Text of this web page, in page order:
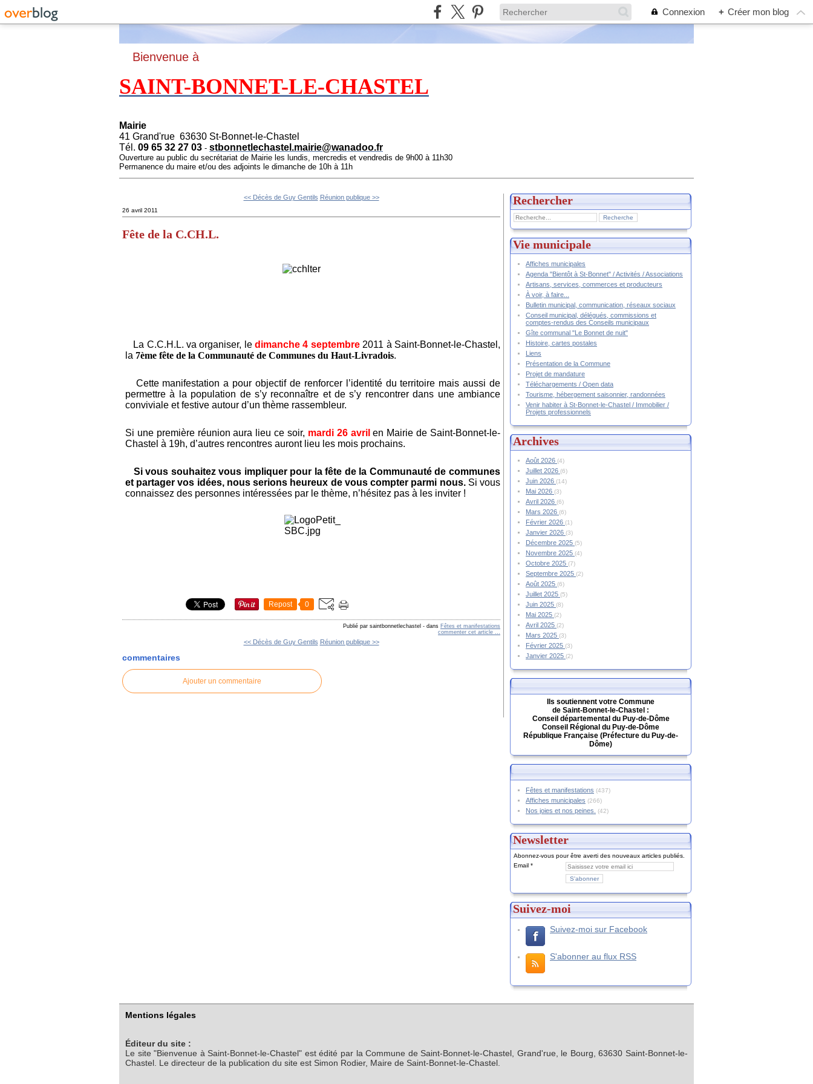
Connexion + Créer mon blog
Bienvenue à
SAINT-BONNET-LE-CHASTEL
Mairie
41 Grand'rue 63630 St-Bonnet-le-Chastel
Tél. 09 65 32 27 03 - stbonnetlechastel.mairie@wanadoo.fr
Ouverture au public du secrétariat de Mairie les lundis, mercredis et vendredis de 9h00 à 11h30
Permanence du maire et/ou des adjoints le dimanche de 10h à 11h
<< Décès de Guy Gentils Réunion publique >>
26 avril 2011
Fête de la C.CH.L.
La C.C.H.L. va organiser, ledimanche 4 septembre2011 à Saint-Bonnet-le-Chastel,
la 7ème fête de la Communauté de Communes du Haut-Livradois.
Cette manifestation a pour objectif de renforcer l’identité du territoire mais aussi de
permettre à la population de s’y reconnaître et de s’y rencontrer dans une ambiance
conviviale et festive autour d’un thème rassembleur.
Si une première réunion aura lieu ce soir, mardi 26 avril en Mairie de Saint-Bonnet-le-
Chastel à 19h, d’autres rencontres auront lieu les mois prochains.
Si vous souhaitez vous impliquer pour la fête de la Communauté de communes
et partager vos idées, nous serions heureux de vous compter parmi nous.Si vous
connaissez des personnes intéressées par le thème, n’hésitez pas à les inviter !
Repost 0
Publié par saintbonnetlechastel - dans Fêtes et manifestations
commenter cet article …
<< Décès de Guy Gentils Réunion publique >>
commentaires
Ajouter un commentaire
Rechercher
Vie municipale
Affiches municipales
Agenda "Bientôt à St-Bonnet" / Activités / Associations
Artisans, services, commerces et producteurs
À voir, à faire...
Bulletin municipal, communication, réseaux sociaux
Conseil municipal, délégués, commissions et
comptes-rendus des Conseils municipaux
Gîte communal "Le Bonnet de nuit"
Histoire, cartes postales
Liens
Présentation de la Commune
Projet de mandature
Téléchargements / Open data
Tourisme, hébergement saisonnier, randonnées
Venir habiter à St-Bonnet-le-Chastel / Immobilier /
Projets professionnels
Archives
Août 2026 (4)
Juillet 2026 (6)
Juin 2026 (14)
Mai 2026 (3)
Avril 2026 (6)
Mars 2026 (6)
Février 2026 (1)
Janvier 2026 (3)
Décembre 2025 (5)
Novembre 2025 (4)
Octobre 2025 (7)
Septembre 2025 (2)
Août 2025 (6)
Juillet 2025 (5)
Juin 2025 (8)
Mai 2025 (2)
Avril 2025 (2)
Mars 2025 (3)
Février 2025 (3)
Janvier 2025 (2)
Ils soutiennent votre Commune
de Saint-Bonnet-le-Chastel :
Conseil départemental du Puy-de-Dôme
Conseil Régional du Puy-de-Dôme
République Française (Préfecture du Puy-de-
Dôme)
Fêtes et manifestations (437)
Affiches municipales (266)
Nos joies et nos peines. (42)
Newsletter
Abonnez-vous pour être averti des nouveaux articles publiés.
Email
Suivez-moi
Suivez-moi sur Facebook
S'abonner au flux RSS
Mentions légales
Éditeur du site :
Le site "Bienvenue à Saint-Bonnet-le-Chastel" est édité par la Commune de Saint-Bonnet-le-Chastel, Grand'rue, le Bourg, 63630 Saint-Bonnet-le-
Chastel. Le directeur de la publication du site est Simon Rodier, Maire de Saint-Bonnet-le-Chastel.